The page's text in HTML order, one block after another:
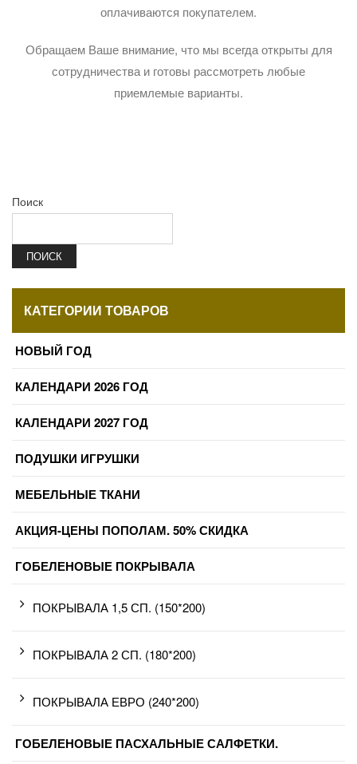
оплачиваются покупателем.
Обращаем Ваше внимание, что мы всегда открыты для
сотрудничества и готовы рассмотреть любые
приемлемые варианты.
Поиск
ПОИСК
КАТЕГОРИИ ТОВАРОВ
НОВЫЙ ГОД
КАЛЕНДАРИ 2026 ГОД
КАЛЕНДАРИ 2027 ГОД
ПОДУШКИ ИГРУШКИ
МЕБЕЛЬНЫЕ ТКАНИ
АКЦИЯ-ЦЕНЫ ПОПОЛАМ. 50% СКИДКА
ГОБЕЛЕНОВЫЕ ПОКРЫВАЛА
ПОКРЫВАЛА 1,5 СП. (150*200)
ПОКРЫВАЛА 2 СП. (180*200)
ПОКРЫВАЛА ЕВРО (240*200)
ГОБЕЛЕНОВЫЕ ПАСХАЛЬНЫЕ САЛФЕТКИ.